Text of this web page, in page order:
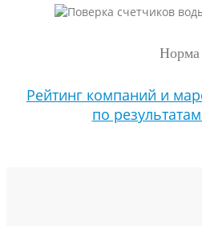
Норма
Рейтинг компаний и
по